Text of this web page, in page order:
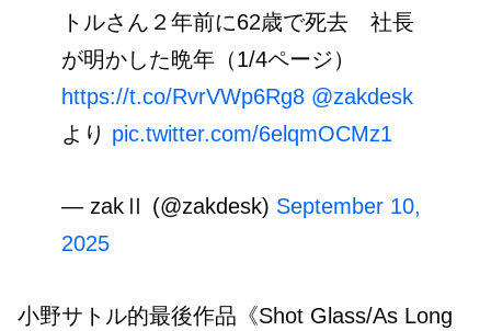
トルさん２年前に62歳で死去 社長
が明かした晩年（1/4ページ）
https://t.co/RvrVWp6Rg8 @zakdesk
より pic.twitter.com/6elqmOCMz1
— zakⅡ (@zakdesk) September 10,
2025
小野サトル的最後作品《Shot Glass/As Long